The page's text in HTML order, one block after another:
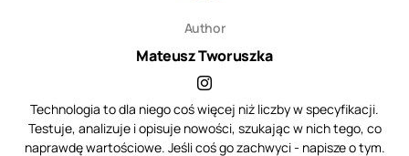
Author
Mateusz Tworuszka
Technologia to dla niego coś więcej niż liczby w specyfikacji.
Testuje, analizuje i opisuje nowości, szukając w nich tego, co
naprawdę wartościowe. Jeśli coś go zachwyci - napisze o tym.